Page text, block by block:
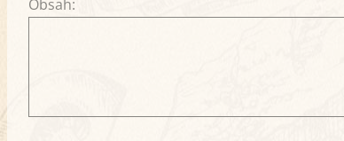
Obsah: